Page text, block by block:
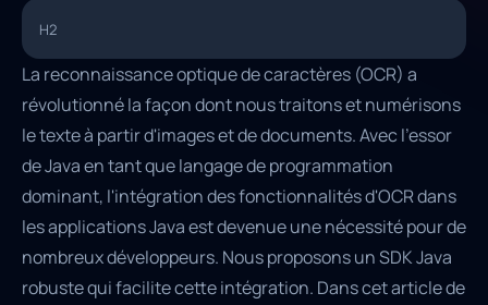
H2
La reconnaissance optique de caractères (OCR) a
révolutionné la façon dont nous traitons et numérisons
le texte à partir d'images et de documents. Avec l'essor
de Java en tant que langage de programmation
dominant, l'intégration des fonctionnalités d'OCR dans
les applications Java est devenue une nécessité pour de
nombreux développeurs. Nous proposons un SDK Java
robuste qui facilite cette intégration. Dans cet article de